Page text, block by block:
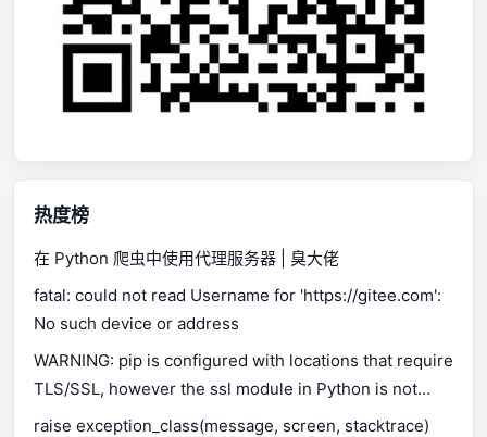
热度榜
在 Python 爬虫中使用代理服务器 | 臭大佬
fatal: could not read Username for 'https://gitee.com':
No such device or address
WARNING: pip is configured with locations that require
TLS/SSL, however the ssl module in Python is not
available.
raise exception_class(message, screen, stacktrace)